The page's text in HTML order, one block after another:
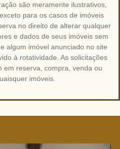
são meramente ilustrativos,
para os casos de imóveis
no direito de alterar qualquer
e dados de seus imóveis sem
algum imóvel anunciado no site
à rotatividade. As solicitações
em reserva, compra, venda ou
imóveis.